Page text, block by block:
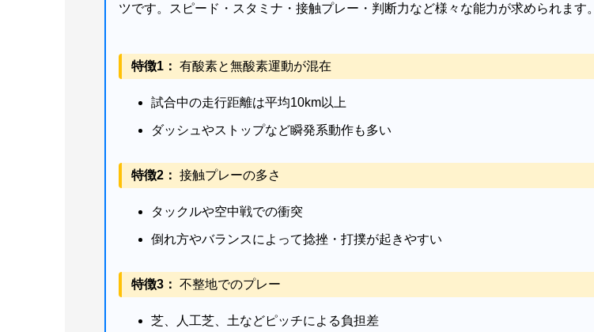
ツです。スピード・スタミナ・接触プレー・判断力など様々な能力が求められます。
特徴1： 有酸素と無酸素運動が混在
試合中の走行距離は平均10km以上
ダッシュやストップなど瞬発系動作も多い
特徴2： 接触プレーの多さ
タックルや空中戦での衝突
倒れ方やバランスによって捻挫・打撲が起きやすい
特徴3： 不整地でのプレー
芝、人工芝、土などピッチによる負担差